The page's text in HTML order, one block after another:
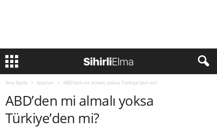
Ana Sayfa İpuçları ABD’den mi almalı yoksa Türkiye’den mi?
ABD’den mi almalı yoksa
Türkiye’den mi?